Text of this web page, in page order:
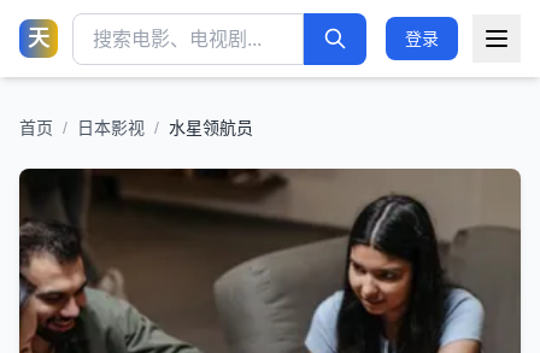
天 登录
首页 / 日本影视 / 水星领航员